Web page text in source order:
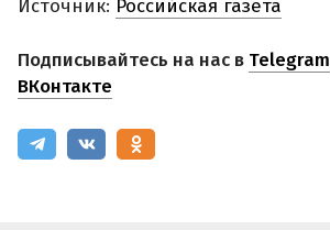
Источник: Российская газета
Подписывайтесь на нас в Telegram
ВКонтакте